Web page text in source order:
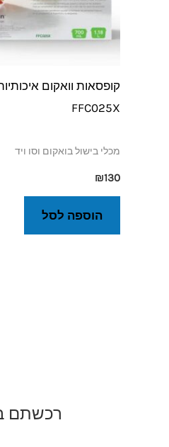
FFC025X
מכלי בישול בואקום וסו ויד
₪130
הוספה לסל
רכשתם